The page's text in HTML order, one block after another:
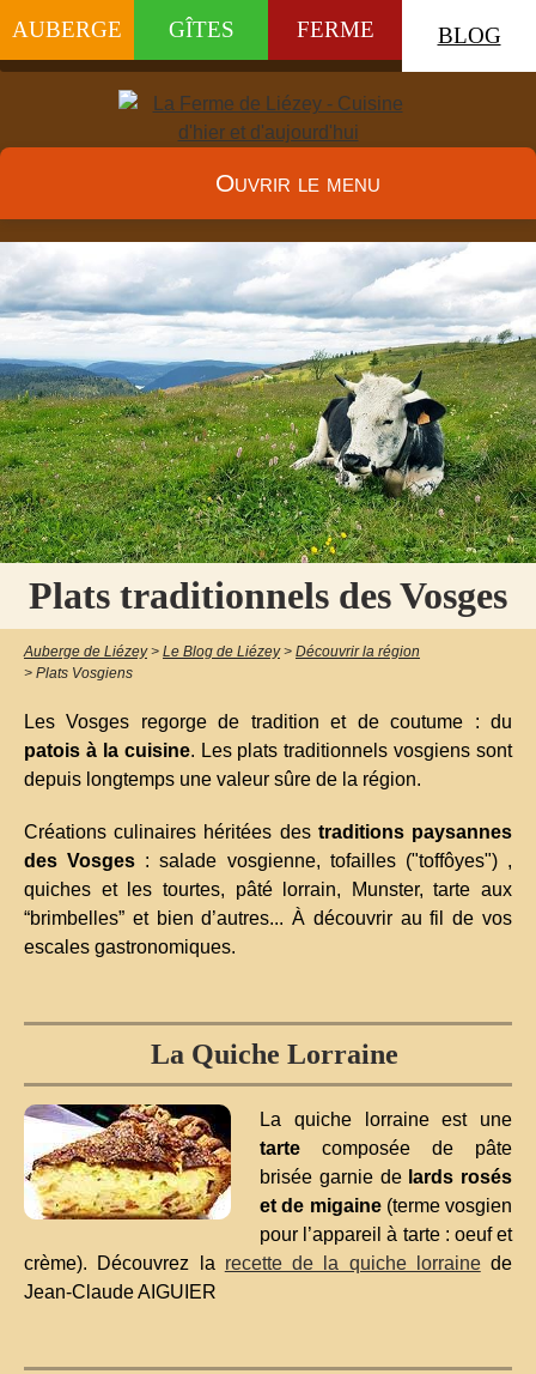
AUBERGE GÎTES FERME BLOG
Ouvrir le menu
Plats traditionnels des Vosges
Auberge de Liézey > Le Blog de Liézey > Découvrir la région
> Plats Vosgiens
Les Vosges regorge de tradition et de coutume : du
patois à la cuisine. Les plats traditionnels vosgiens sont
depuis longtemps une valeur sûre de la région.
Créations culinaires héritées destraditions paysannes
des Vosges : salade vosgienne, tofailles ("toffôyes") ,
quiches et les tourtes, pâté lorrain, Munster, tarte aux
“brimbelles” et bien d’autres... À découvrir au fil de vos
escales gastronomiques.
La Quiche Lorraine
La quiche lorraine est une
tarte composée de pâte
brisée garnie de lards rosés
et de migaine(terme vosgien
pour l’appareil à tarte : oeuf et
crème). Découvrez la recette de la quiche lorrainede
Jean-Claude AIGUIER